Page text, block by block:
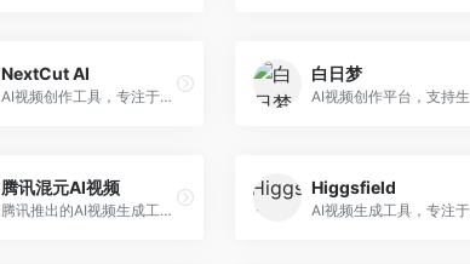
NextCut AI
AI视频创作工具，专注于智能剪辑和视频生成。面向视频创作者，提供智能剪辑、视频生成、特效添加等功能，剪辑效率高，适合快节奏内容生产。
白日梦
腾讯混元AI视频
腾讯推出的AI视频生成工具，基于混元大模型。面向腾讯生态用户和内容创作者，支持文生视频、视频编辑等功能，与腾讯产品生态深度整合。
Higgsfield